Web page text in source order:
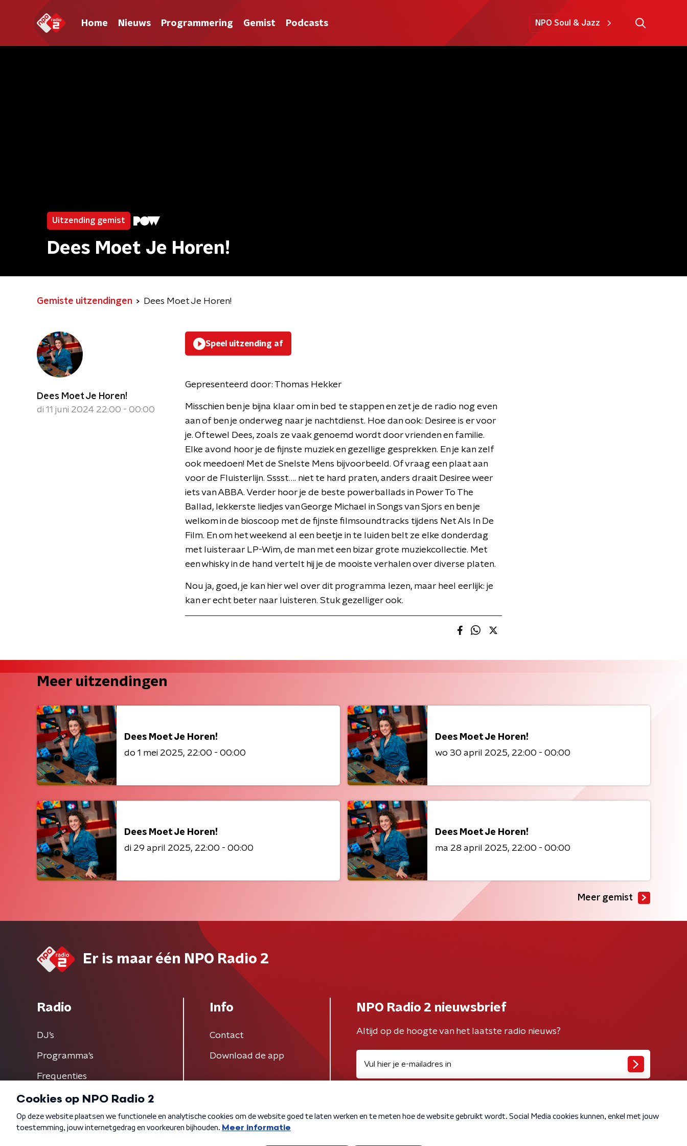
Home Nieuws Programmering Gemist Podcasts NPO Soul & Jazz
Uitzending gemist
Dees Moet Je Horen!
Gemiste uitzendingen Dees Moet Je Horen!
Dees Moet Je Horen!
di 11 juni 2024 22:00 - 00:00
Speel uitzending af
Gepresenteerd door: Thomas Hekker
Misschien ben je bijna klaar om in bed te stappen en zet je de radio nog even
aan of ben je onderweg naar je nachtdienst. Hoe dan ook: Desiree is er voor
je. Oftewel Dees, zoals ze vaak genoemd wordt door vrienden en familie.
Elke avond hoor je de fijnste muziek en gezellige gesprekken. En je kan zelf
ook meedoen! Met de Snelste Mens bijvoorbeeld. Of vraag een plaat aan
voor de Fluisterlijn. Sssst…. niet te hard praten, anders draait Desiree weer
iets van ABBA. Verder hoor je de beste powerballads in Power To The
Ballad, lekkerste liedjes van George Michael in Songs van Sjors en ben je
welkom in de bioscoop met de fijnste filmsoundtracks tijdens Net Als In De
Film. En om het weekend al een beetje in te luiden belt ze elke donderdag
met luisteraar LP-Wim, de man met een bizar grote muziekcollectie. Met
een whisky in de hand vertelt hij je de mooiste verhalen over diverse platen.
Nou ja, goed, je kan hier wel over dit programma lezen, maar heel eerlijk: je
kan er echt beter naar luisteren. Stuk gezelliger ook.
Meer uitzendingen
Dees Moet Je Horen!
do 1 mei 2025 22:00 - 00:00
Dees Moet Je Horen!
wo 30 april 2025 22:00 - 00:00
Dees Moet Je Horen!
di 29 april 2025 22:00 - 00:00
Dees Moet Je Horen!
ma 28 april 2025 22:00 - 00:00
Meer gemist
Er is maar één NPO Radio 2
Radio
DJ’s
Programma's
Frequenties
Info
Contact
Download de app
NPO Radio 2 nieuwsbrief
Altijd op de hoogte van het laatste radio nieuws?
Algemene voorwaarden Privacybeleid